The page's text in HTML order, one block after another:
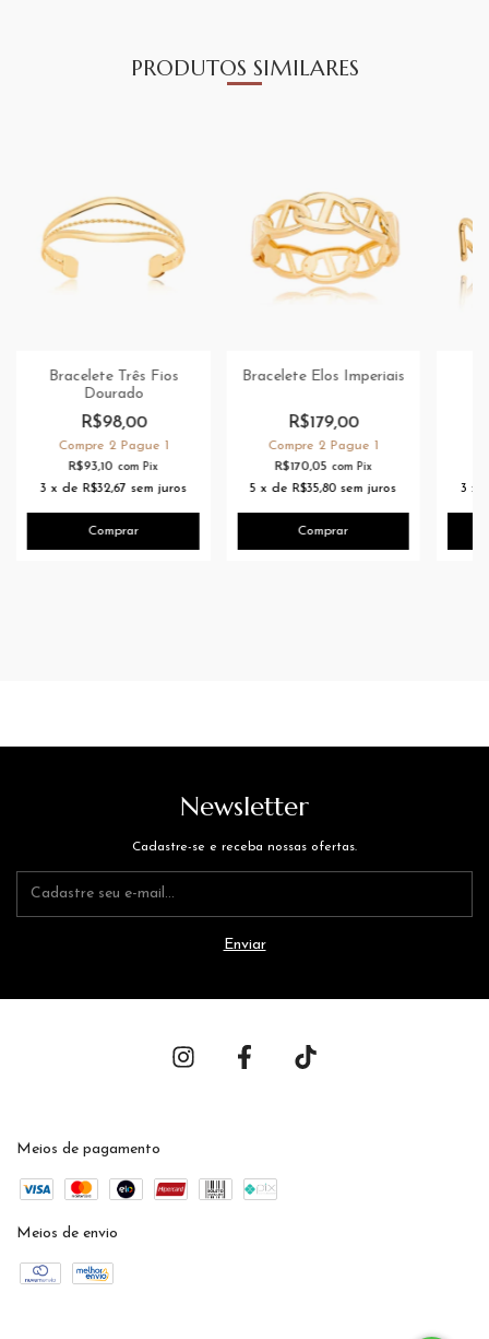
PRODUTOS SIMILARES
Bracelete Três Fios
Dourado
R$98,00
Compre 2 Pague 1
R$93,10 com Pix
3 x de R$32,67 sem juros
Bracelete Elos Imperiais
R$179,00
Compre 2 Pague 1
R$170,05 com Pix
5 xde R$35,80 sem juros
3 x
Newsletter
Cadastre-se e receba nossas ofertas.
Meios de pagamento
Meios de envio